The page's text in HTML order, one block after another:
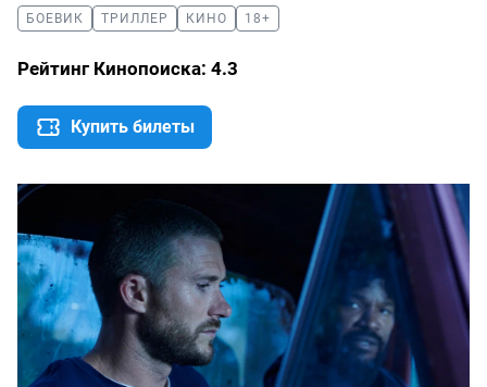
БОЕВИК ТРИЛЛЕР КИНО 18+
Рейтинг Кинопоиска: 4.3
Купить билеты